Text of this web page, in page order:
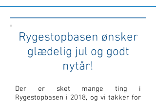
Rygestopbasen ønsker
glædelig jul og godt
nytår!
Der er sket mange ting i
Rygestopbasen i 2018, og vi takker for